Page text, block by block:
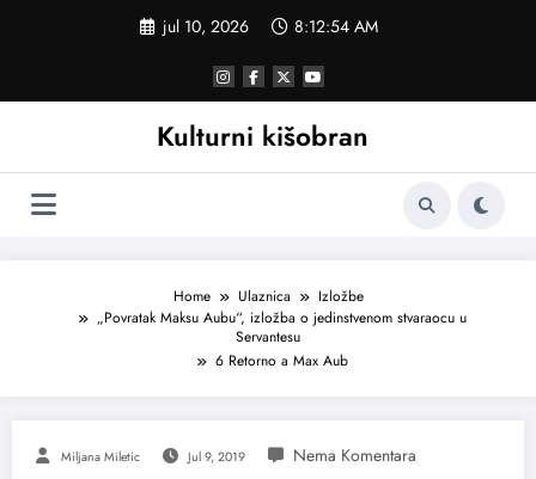
jul 10, 2026 8:12:54 AM
Kulturni kišobran
Home Ulaznica
Izložbe
„Povratak Maksu Aubu“, izložba o jedinstvenom stvaraocu u
Servantesu
6 Retorno a Max Aub
Miljana Miletic Jul 9, 2019